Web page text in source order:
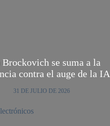
se suma a la
contra el auge de la IA
31 DE JULIO DE 2026